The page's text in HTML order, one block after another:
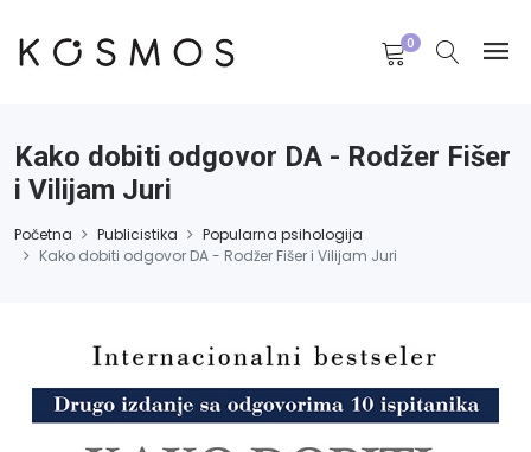
0
Kako dobiti odgovor DA - Rodžer Fišer
i Vilijam Juri
Početna Publicistika
Popularna psihologija
Kako dobiti odgovor DA - Rodžer Fišer i Vilijam Juri